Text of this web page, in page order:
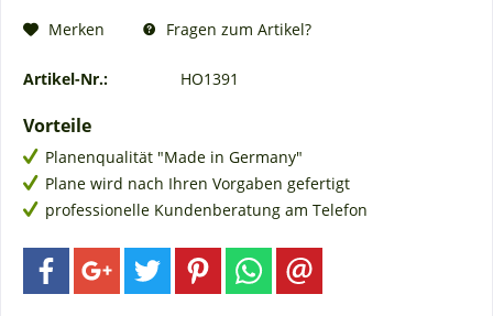
Merken Fragen zum Artikel?
Artikel-Nr.: HO1391
Vorteile
Planenqualität "Made in Germany"
Plane wird nach Ihren Vorgaben gefertigt
professionelle Kundenberatung am Telefon